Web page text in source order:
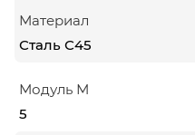
Материал
Сталь С45
Модуль М
5